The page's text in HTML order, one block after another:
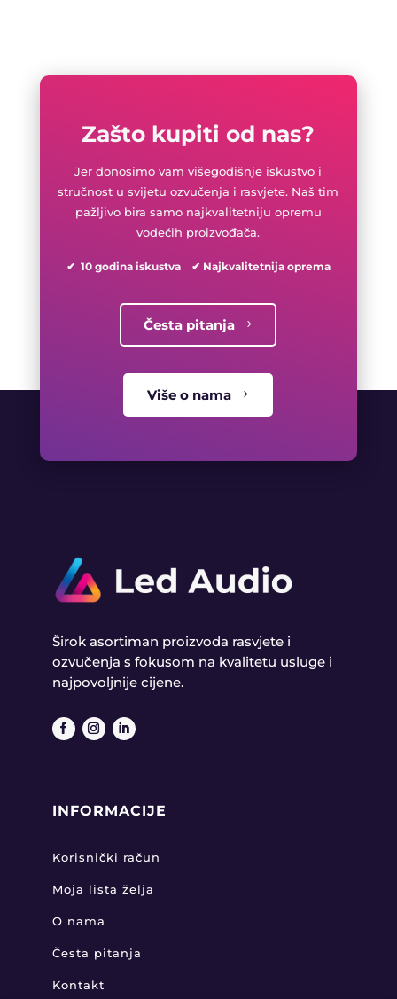
Zašto kupiti od nas?
Jer donosimo vam višegodišnje iskustvo i
stručnost u svijetu ozvučenja i rasvjete. Naš tim
pažljivo bira samo najkvalitetniju opremu
vodećih proizvođača.
✔ 10 godina iskustva ✔ Najkvalitetnija oprema
Česta pitanja
Više o nama
Širok asortiman proizvoda rasvjete i
ozvučenja s fokusom na kvalitetu usluge i
najpovoljnije cijene.
INFORMACIJE
Korisnički račun
Moja lista želja
O nama
Česta pitanja
Kontakt